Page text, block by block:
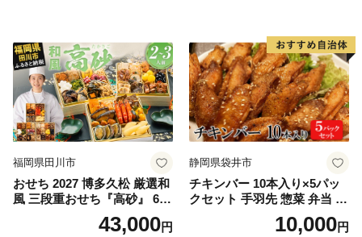
福岡県田川市
おせち 2027 博多久松 厳選和
風 三段重おせち『高砂』 6.5
寸 3段重 2～3人前 おせち料
理 重箱 お正月 冷凍おせち 縁
43,000円
静岡県袋井市
チキンバー 10本入り×5パッ
クセット 手羽先 惣菜 弁当 お
かず お酒 おつまみ ギフト キ
ャンプ アウトドア キャンプ
10,000円